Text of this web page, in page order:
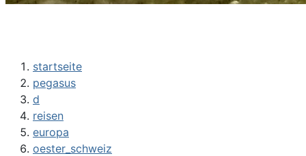
startseite
pegasus
d
reisen
europa
oester_schweiz